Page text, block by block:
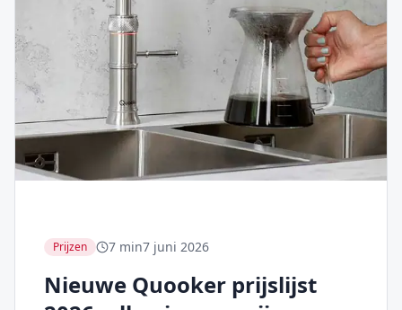
Prijzen 7 min7 juni 2026
Nieuwe Quooker prijslijst